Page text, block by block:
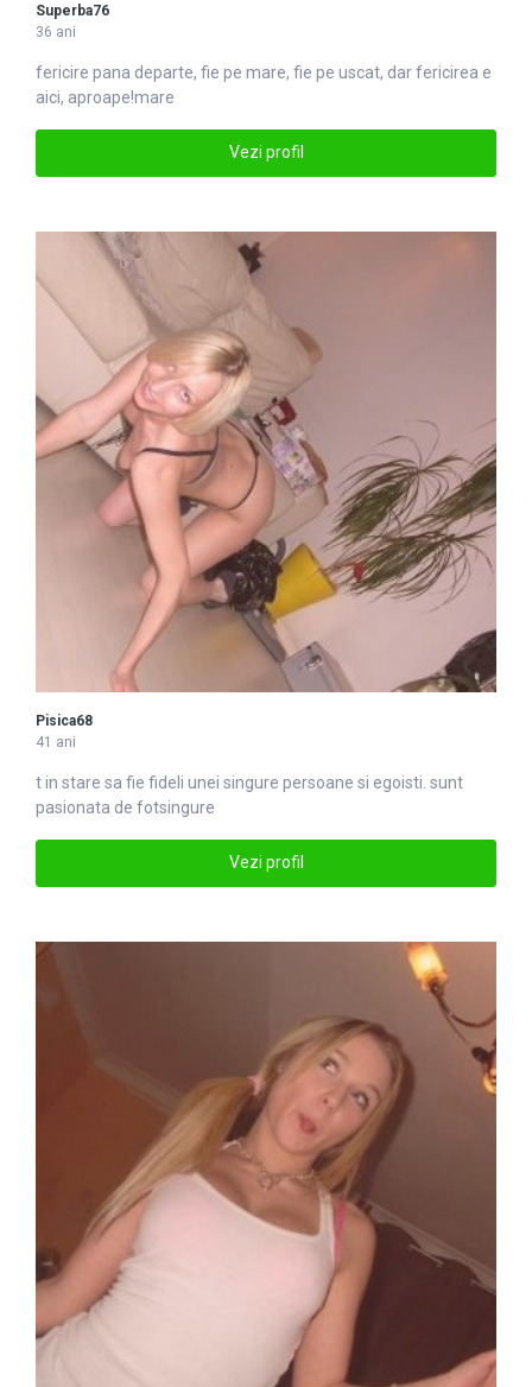
Superba76
36 ani
fericire pana departe, fie pe mare, fie pe uscat, dar fericirea e
aici, aproape!mare
Vezi profil
Pisica68
41 ani
t in stare sa fie fideli unei singure persoane si egoisti. sunt
pasionata de fotsingure
Vezi profil